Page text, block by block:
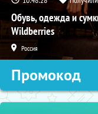
Обувь, одежда и
Wildberries
Россия
Промокод